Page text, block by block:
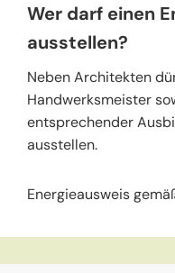
Wer darf einen
ausstellen?
Neben Architekten
Handwerksmeister
entsprechender
ausstellen.
Energieausweis